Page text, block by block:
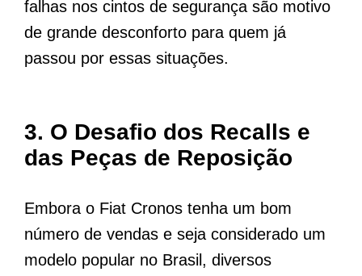
falhas nos cintos de segurança são motivo
de grande desconforto para quem já
passou por essas situações.
3. O Desafio dos Recalls e
das Peças de Reposição
Embora o Fiat Cronos tenha um bom
número de vendas e seja considerado um
modelo popular no Brasil, diversos